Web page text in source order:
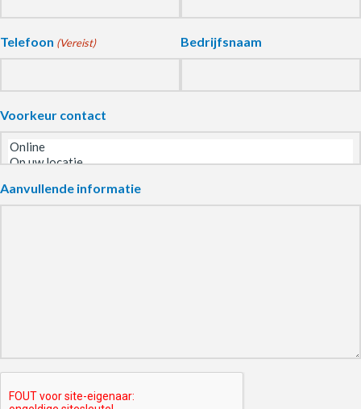
Telefoon (Vereist) Bedrijfsnaam
Voorkeur contact
Aanvullende informatie